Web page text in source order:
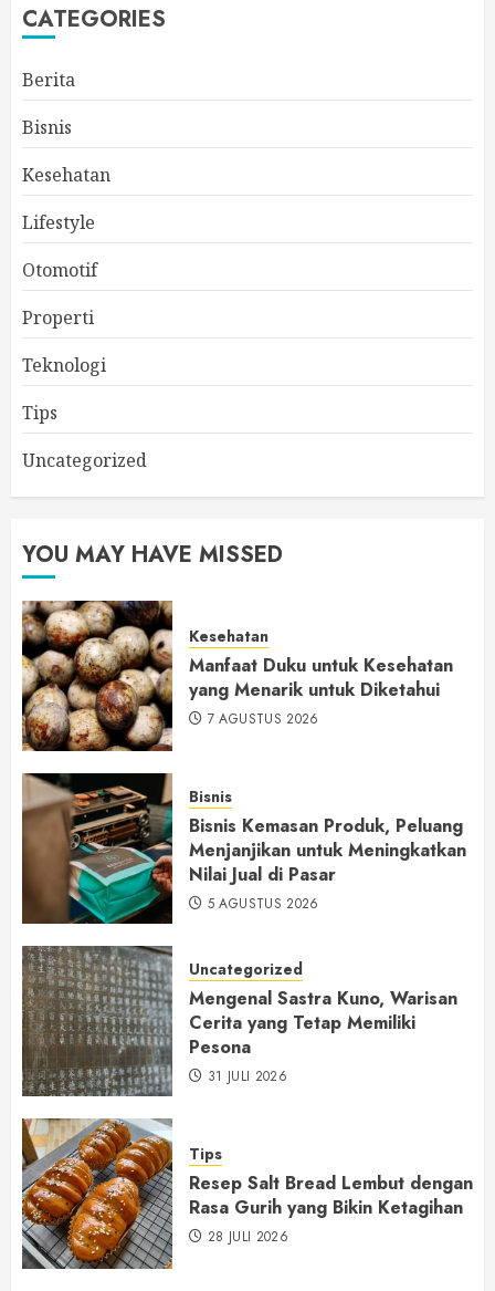
CATEGORIES
Berita
Bisnis
Kesehatan
Lifestyle
Otomotif
Properti
Teknologi
Tips
Uncategorized
YOU MAY HAVE MISSED
Kesehatan
Manfaat Duku untuk Kesehatan
yang Menarik untuk Diketahui
7 AGUSTUS 2026
Bisnis
Bisnis Kemasan Produk, Peluang
Menjanjikan untuk Meningkatkan
Nilai Jual di Pasar
5 AGUSTUS 2026
Uncategorized
Mengenal Sastra Kuno, Warisan
Cerita yang Tetap Memiliki
Pesona
31 JULI 2026
Tips
Resep Salt Bread Lembut dengan
Rasa Gurih yang Bikin Ketagihan
28 JULI 2026